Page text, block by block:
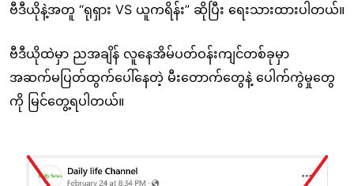
ဗီဒီယိုနဲ့အတူ “ရုရှား VS ယူကရိန်း” ဆိုပြီး ရေးသားထားပါတယ်။
ဗီဒီယိုထဲမှာ ညအချိန် လူနေအိမ်ပတ်ဝန်းကျင်တစ်ခုမှာ
အဆက်မပြတ်ထွက်ပေါ်နေတဲ့ မီးတောက်တွေနဲ့ ပေါက်ကွဲမှုတွေ
ကို မြင်တွေ့ရပါတယ်။
Image